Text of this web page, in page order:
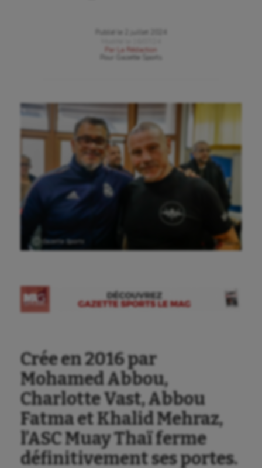
Publié le
2 juillet 2024
Par
La Rédaction
Gazette Sports
Ⓒ Gazette Sports
Crée en 2016 par
Mohamed Abbou,
Charlotte Vast, Abbou
Fatma et Khalid Mehraz,
l’ASC Muay Thaï ferme
définitivement ses portes.